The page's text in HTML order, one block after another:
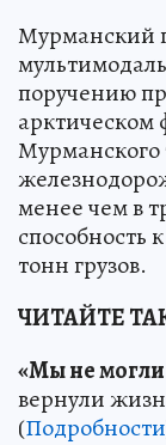
Мурманский
поручению
Мурманского
менее чем в
способность
тонн грузов.
ЧИТАЙТЕ
«Мы не
вернули
(Подробности